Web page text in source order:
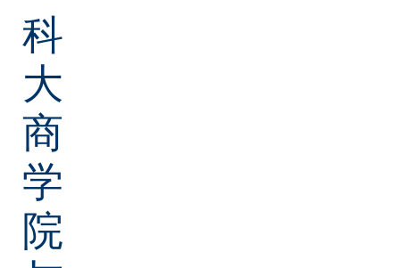
科
大
商
学
院